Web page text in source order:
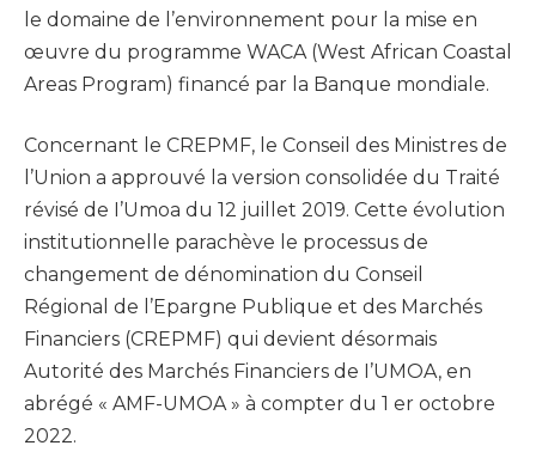
le domaine de l’environnement pour la mise en
œuvre du programme WACA (West African Coastal
Areas Program) financé par la Banque mondiale.
Concernant le CREPMF, le Conseil des Ministres de
l’Union a approuvé la version consolidée du Traité
révisé de I’Umoa du 12 juillet 2019. Cette évolution
institutionnelle parachève le processus de
changement de dénomination du Conseil
Régional de l’Epargne Publique et des Marchés
Financiers (CREPMF) qui devient désormais
Autorité des Marchés Financiers de I’UMOA, en
abrégé « AMF-UMOA » à compter du 1 er octobre
2022.